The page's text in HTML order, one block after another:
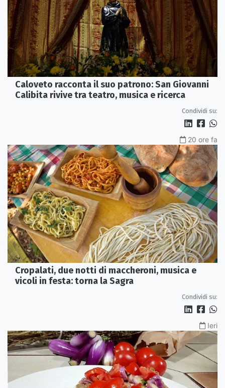
Caloveto racconta il suo patrono: San Giovanni
Calibita rivive tra teatro, musica e ricerca
Condividi su:
20 ore fa
Cropalati, due notti di maccheroni, musica e
vicoli in festa: torna la Sagra
Condividi su:
Ieri